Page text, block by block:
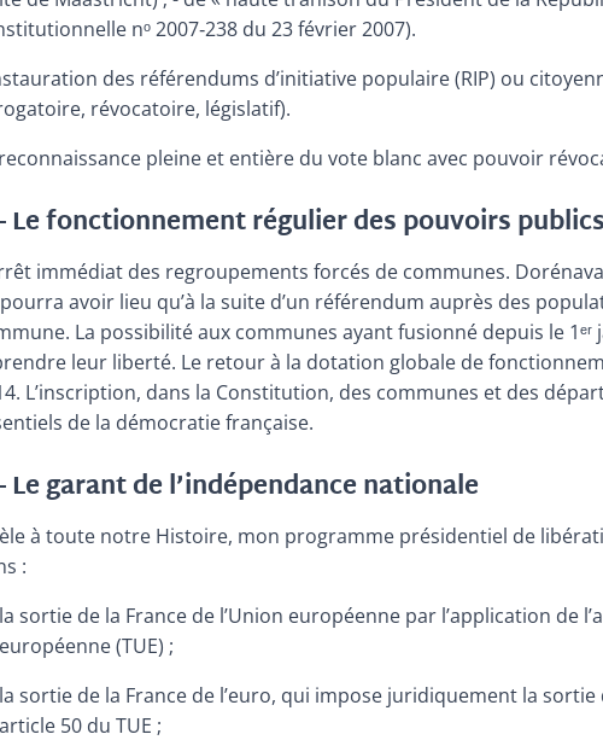
nᵒ 2007‑238 du 23 février 2007).
des référendums d’initiative populaire (RIP) ou
révocatoire, législatif).
pleine et entière du vote blanc avec pouvoir
Le fonctionnement régulier des pouvoirs
immédiat des regroupements forcés de communes.
avoir lieu qu’à la suite d’un référendum auprès des
La possibilité aux communes ayant fusionné depuis le
leur liberté. Le retour à la dotation globale de
L’inscription, dans la Constitution, des communes et des
de la démocratie française.
Le garant de l’indépendance nationale
à toute notre Histoire, mon programme présidentiel de
:
la sortie de la France de l’Union européenne par l’application de
européenne (TUE) ;
la sortie de la France de l’euro, qui impose juridiquement la
article 50 du TUE ;